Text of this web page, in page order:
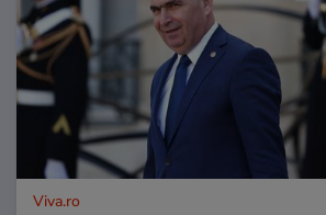
Viva.ro